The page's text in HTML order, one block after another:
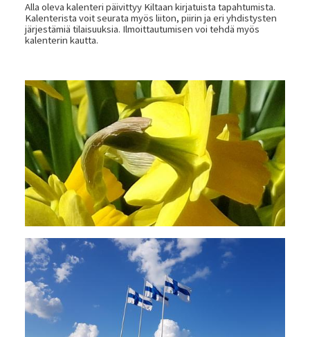
Alla oleva kalenteri päivittyy Kiltaan kirjatuista tapahtumista.
Kalenterista voit seurata myös liiton, piirin ja eri yhdistysten
järjestämiä tilaisuuksia. Ilmoittautumisen voi tehdä myös
kalenterin kautta.